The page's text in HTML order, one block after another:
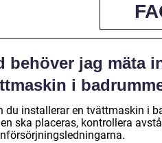
behöver jag mäta
i
du installerar en tvättmaskin i
ska placeras, kontrollera